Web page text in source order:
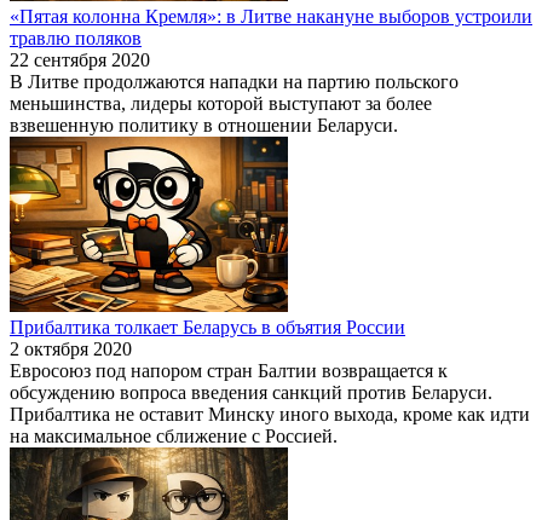
«Пятая колонна Кремля»: в Литве накануне выборов устроили
травлю поляков
22 сентября 2020
В Литве продолжаются нападки на партию польского
меньшинства, лидеры которой выступают за более
взвешенную политику в отношении Беларуси.
Прибалтика толкает Беларусь в объятия России
2 октября 2020
Евросоюз под напором стран Балтии возвращается к
обсуждению вопроса введения санкций против Беларуси.
Прибалтика не оставит Минску иного выхода, кроме как идти
на максимальное сближение с Россией.